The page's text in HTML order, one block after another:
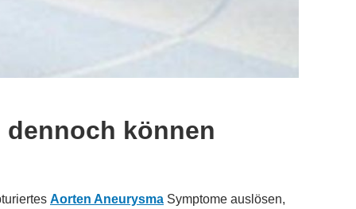
können
Aorten Aneurysma Symptome auslösen,